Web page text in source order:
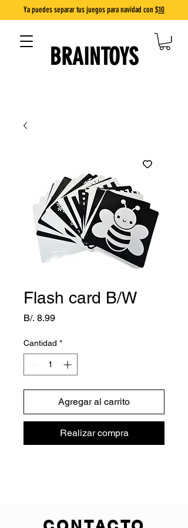
Ya puedes separar tus juegos para navidad con $10
BRAINTOYS
Flash card B/W
B/. 8.99Precio
Cantidad *
Agregar al carrito
Realizar compra